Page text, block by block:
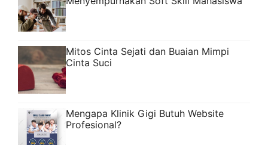
Mitos Cinta Sejati dan Buaian Mimpi
Cinta Suci
Mengapa Klinik Gigi Butuh Website
Profesional?